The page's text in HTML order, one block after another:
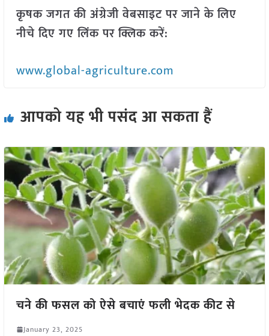
कृषक जगत की अंग्रेजी वेबसाइट पर जाने के लिए
नीचे दिए गए लिंक पर क्लिक करें:
www.global-agriculture.com
आपको यह भी पसंद आ सकता हैं
चने की फसल को ऐसे बचाएं फली भेदक कीट से
January 23, 2025